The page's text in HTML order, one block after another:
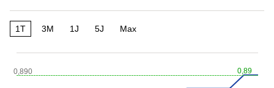
1T 3M 1J 5J Max
0,89
0,890